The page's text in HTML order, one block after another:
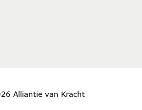
Alliantie van Kracht